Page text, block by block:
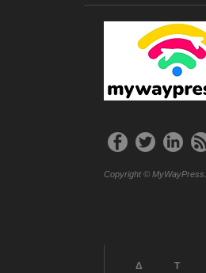
Copyright ©
Δ
Τ